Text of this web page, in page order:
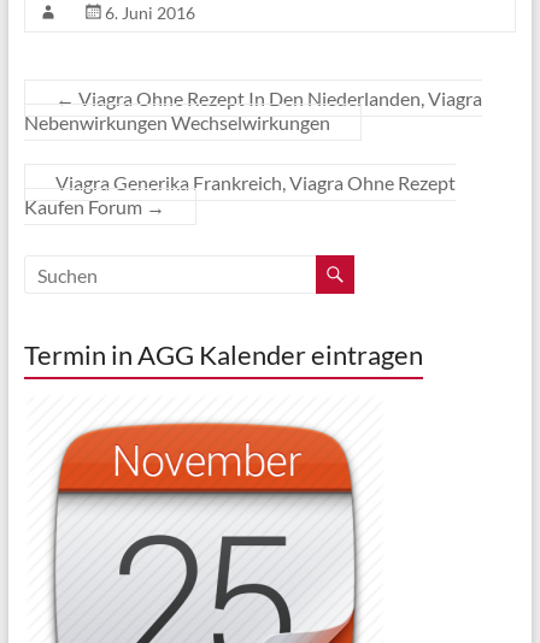
6. Juni 2016
← Viagra Ohne Rezept In Den Niederlanden, Viagra
Nebenwirkungen Wechselwirkungen
Viagra Generika Frankreich, Viagra Ohne Rezept
Kaufen Forum →
Termin in AGG Kalender eintragen